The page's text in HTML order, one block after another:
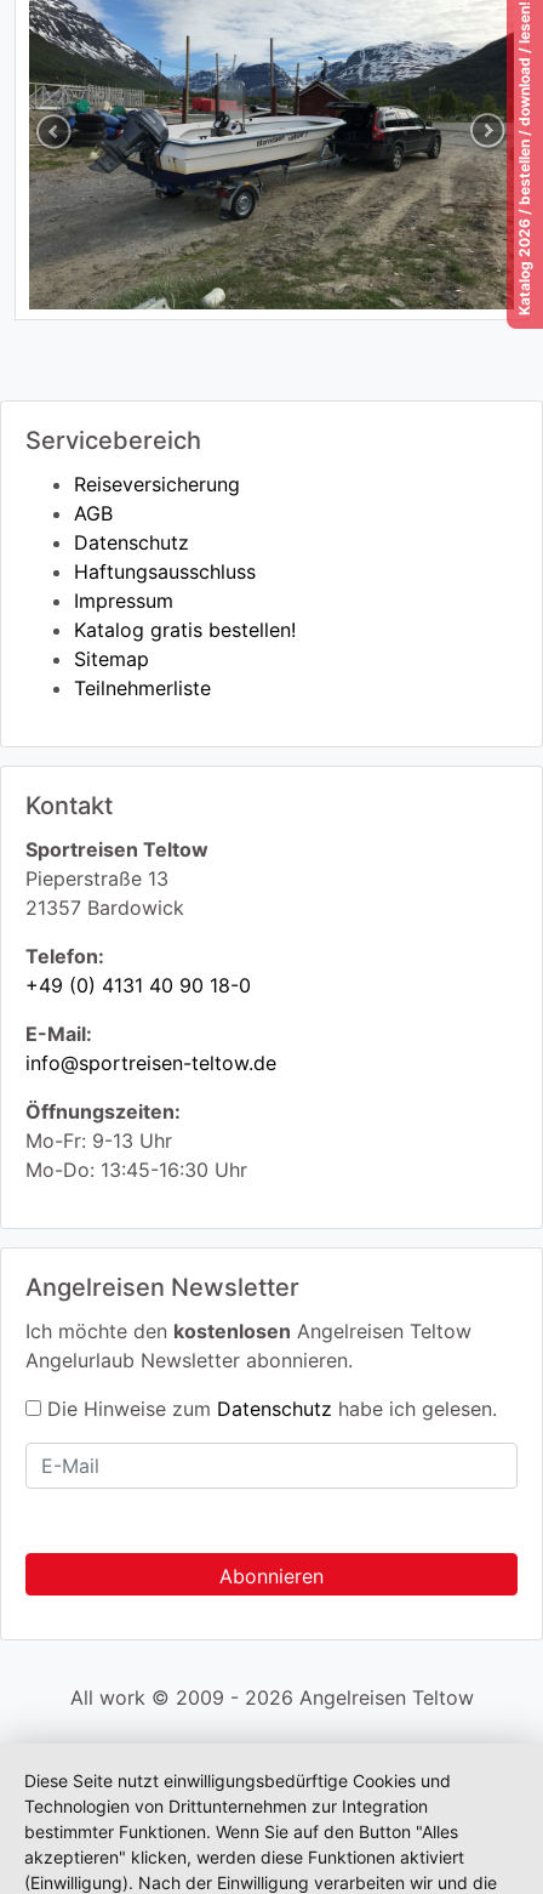
Katalog 2026 / bestellen / download / lesen!
Previous Next
Servicebereich
Reiseversicherung
AGB
Datenschutz
Haftungsausschluss
Impressum
Katalog gratis bestellen!
Sitemap
Teilnehmerliste
Kontakt
Sportreisen Teltow
Pieperstraße 13
21357 Bardowick
Telefon:
+49 (0) 4131 40 90 18-0
E-Mail:
info@sportreisen-teltow.de
Öffnungszeiten:
Mo-Fr: 9-13 Uhr
Mo-Do: 13:45-16:30 Uhr
Angelreisen Newsletter
Ich möchte den kostenlosen Angelreisen Teltow
Angelurlaub Newsletter abonnieren.
Die Hinweise zum Datenschutz habe ich gelesen.
All work © 2009 - 2026 Angelreisen Teltow
Diese Seite nutzt einwilligungsbedürftige Cookies und
Technologien von Drittunternehmen zur Integration
bestimmter Funktionen. Wenn Sie auf den Button "Alles
akzeptieren" klicken, werden diese Funktionen aktiviert
(Einwilligung). Nach der Einwilligung verarbeiten wir und die